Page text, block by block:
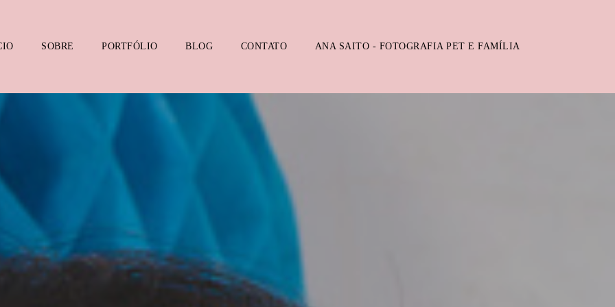
SOBRE PORTFÓLIO BLOG CONTATO ANA SAITO - FOTOGRAFIA PET E FAMÍLIA